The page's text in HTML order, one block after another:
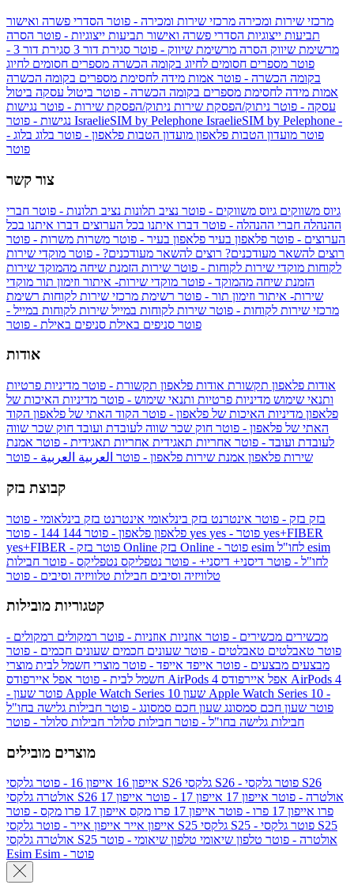
מרכזי שירות ומכירה מרכזי שירות ומכירה - פוטר הסדרי פשרה ואישור
תביעות ייצוגיות הסדרי פשרה ואישור תביעות ייצוגיות - פוטר הסרה
מרשימת שיווק הסרה מרשימת שיווק - פוטר סגירת דור 3
סגירת דור 3 -
פוטר מספרים חסומים לחיוג בקומה הכשרה מספרים חסומים לחיוג
בקומה הכשרה - פוטר אמות מידה לחסימת מספרים בקומה הכשרה
אמות מידה לחסימת מספרים בקומה הכשרה - פוטר ביטול עסקה ביטול
עסקה - פוטר ניתוק/הפסקת שירות ניתוק/הפסקת שירות - פוטר נגישות
IsraelieSIM by Pelephone IsraelieSIM by Pelephone -
פוטר מועדון הטבות פלאפון מועדון הטבות פלאפון - פוטר בלוג בלוג -
פוטר
צור קשר
גיוס משווקים גיוס משווקים - פוטר נציב תלונות נציב תלונות - פוטר חברי
ההנהלה חברי ההנהלה - פוטר דברו איתנו בכל הערוצים דברו איתנו בכל
הערוצים - פוטר פלאפון בעיר פלאפון בעיר - פוטר משרות משרות - פוטר
רוצים להשאר מעודכנים? רוצים להשאר מעודכנים? - פוטר מוקדי שירות
לקוחות מוקדי שירות לקוחות - פוטר שירות הזמנת שיחה מהמוקד שירות
הזמנת שיחה מהמוקד - פוטר מוקדי שירות- איתור וזימון תור מוקדי
שירות- איתור וזימון תור - פוטר רשימת מרכזי שירות לקוחות רשימת
מרכזי שירות לקוחות - פוטר שירות לקוחות במייל שירות לקוחות במייל -
פוטר סניפים באילת סניפים באילת - פוטר
אודות
אודות פלאפון תקשורת אודות פלאפון תקשורת - פוטר מדיניות פרטיות
ותנאי שימוש מדיניות פרטיות ותנאי שימוש - פוטר מדיניות האיכות של
פלאפון מדיניות האיכות של פלאפון - פוטר הקוד האתי של פלאפון הקוד
האתי של פלאפון - פוטר חוק שכר שווה לעובדת ועובד חוק שכר שווה
לעובדת ועובד - פוטר אחריות תאגידית אחריות תאגידית - פוטר אמנת
שירות פלאפון אמנת שירות פלאפון - פוטר العربية العربية - פוטר
קבוצת בזק
בזק בזק - פוטר אינטרנט בזק בינלאומי אינטרנט בזק בינלאומי - פוטר
פלאפון פלאפון - פוטר 144 yes
yes+FIBER
yes+FIBER - פוטר בזק Online
esim
לחו"ל - פוטר דיסני+ דיסני+ - פוטר נטפליקס נטפליקס - פוטר חבילות
טלוויזיה וסיבים חבילות טלוויזיה וסיבים - פוטר
קטגוריות מובילות
מכשירים מכשירים - פוטר אוזניות אוזניות - פוטר רמקולים רמקולים -
פוטר טאבלטים טאבלטים - פוטר שעונים חכמים שעונים חכמים - פוטר
מבצעים מבצעים - פוטר אייפד אייפד - פוטר מוצרי חשמל לבית מוצרי
חשמל לבית - פוטר אפל איירפודס AirPods 4 אפל איירפודס AirPods 4
- פוטר שעון Apple Watch Series 10 שעון Apple Watch Series 10 -
פוטר שעון חכם סמסונג שעון חכם סמסונג - פוטר חבילות גלישה בחו"ל
חבילות גלישה בחו"ל - פוטר חבילות סלולר חבילות סלולר - פוטר
מוצרים מובילים
אייפון 16 אייפון 16 - פוטר גלקסי S26 גלקסי S26 - פוטר גלקסי S26
אולטרה
גלקסי S26 אולטרה - פוטר אייפון 17 אייפון 17 - פוטר
אייפון 17
פרו אייפון 17 פרו - פוטר אייפון 17 פרו מקס
אייפון 17 פרו מקס - פוטר
אייפון אייר אייפון אייר - פוטר גלקסי S25 גלקסי S25 - פוטר גלקסי S25
אולטרה
גלקסי S25 אולטרה - פוטר טלפון שיאומי טלפון שיאומי - פוטר
Esim
Esim - פוטר